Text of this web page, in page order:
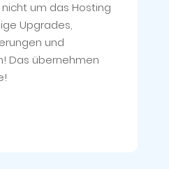
um das Hosting
Upgrades,
und
Das übernehmen